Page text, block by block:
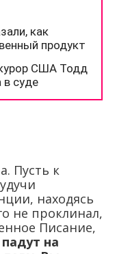
Пусть к
находясь
не проклинал,
Писание,
на